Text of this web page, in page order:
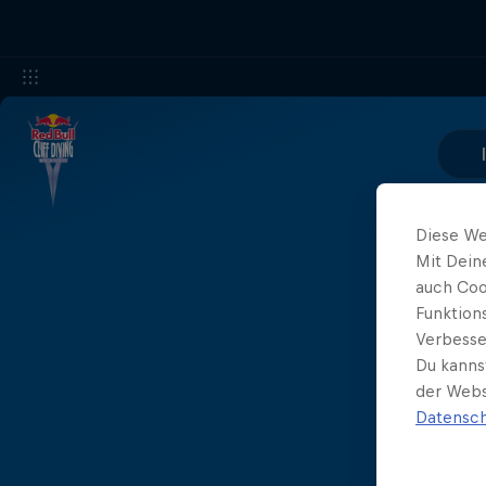
Diese
Mit
auch
Du
der